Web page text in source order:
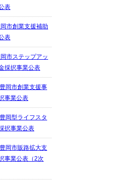
表
市創業支援補助
表
市ステップアッ
採択事業公表
岡市創業支援事
事業公表
岡型ライフスタ
択事業公表
岡市販路拡大支
事業公表（2次